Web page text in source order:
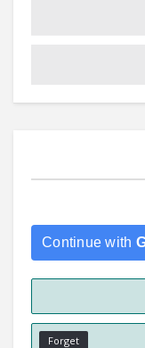
Continue with
Forget